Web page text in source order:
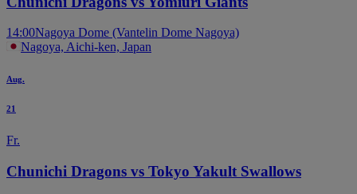
14:00Nagoya Dome (Vantelin Dome Nagoya)
Nagoya, Aichi-ken, Japan
Aug.
21
Fr.
Chunichi Dragons vs Tokyo Yakult Swallows